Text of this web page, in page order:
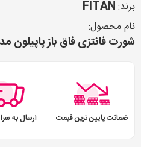
برند:FITAN
نام محصول:
شورت فانتزی فاق باز پاپیلون مدل 709 (بسته 6
ضمانت پایین ترین قیمت ارسال به